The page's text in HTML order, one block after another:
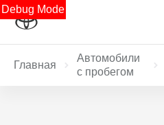
Debug Mode
Главная
Автомобили
с пробегом